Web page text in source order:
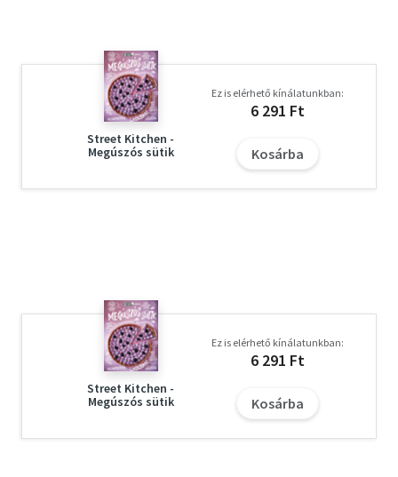
Street Kitchen -
Megúszós sütik
Ez is elérhető kínálatunkban:
6 291 Ft
Kosárba
Street Kitchen -
Megúszós sütik
Ez is elérhető kínálatunkban:
6 291 Ft
Kosárba